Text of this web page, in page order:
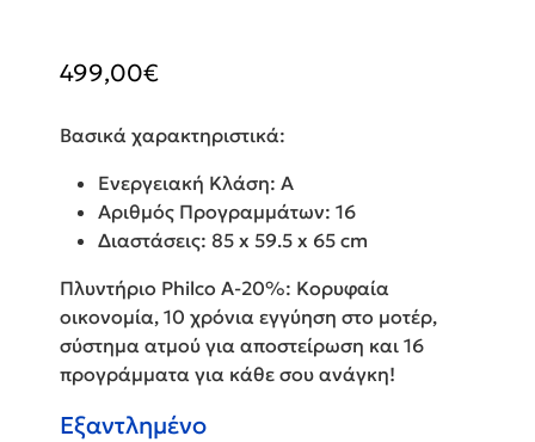
499,00€
Βασικά χαρακτηριστικά:
Ενεργειακή Κλάση: A
Αριθμός Προγραμμάτων: 16
Διαστάσεις: 85 x 59.5 x 65 cm
Πλυντήριο Philco Α-20%: Κορυφαία
οικονομία, 10 χρόνια εγγύηση στο μοτέρ,
σύστημα ατμού για αποστείρωση και 16
προγράμματα για κάθε σου ανάγκη!
Εξαντλημένο